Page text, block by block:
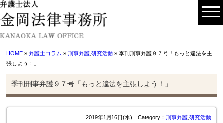
HOME »弁護士コラム »刑事弁護 ,研究活動 » 季刊刑事弁護９７号「もっと違法を主
張しよう！」
季刊刑事弁護９７号「もっと違法を主張しよう！」
2019年1月16日(水)｜Category： 刑事弁護, 研究活動